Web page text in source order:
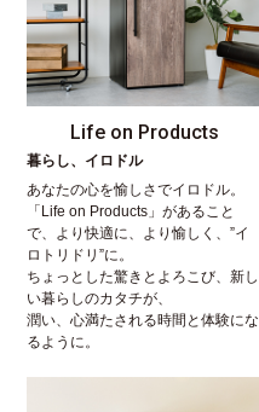
Life on Products
暮らし、イロドル
あなたの心を愉しさでイロドル。
「Life on Products」があること
で、より快適に、より愉しく、”イ
ロトリドリ”に。
ちょっとした驚きとよろこび、新し
い暮らしのカタチが、
潤い、心満たされる時間と体験にな
るように。